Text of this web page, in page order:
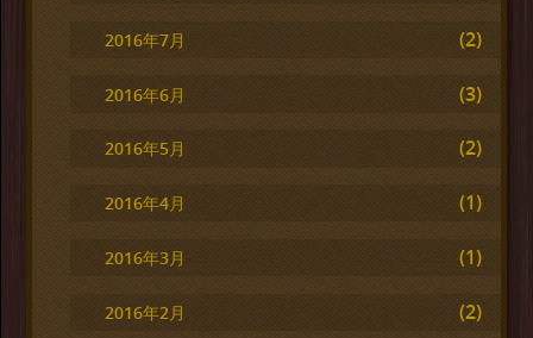
2016年7月 (2)
2016年6月 (3)
2016年5月 (2)
2016年4月 (1)
2016年3月 (1)
2016年2月 (2)